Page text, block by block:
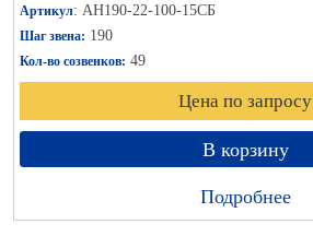
Артикул: АН190-22-100-15СБ
Шаг звена: 190
Кол-во созвенков: 49
Цена по запросу
В корзину
Подробнее